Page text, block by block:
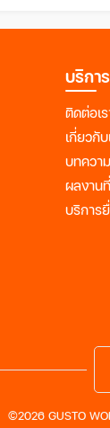
บริกา
ติดต่อเ
เกี่ยวกับ
บทควา
ผลงาน
บริการ
©2026 GUSTO